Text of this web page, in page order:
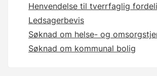
Henvendelse til tverrfaglig
Ledsagerbevis
Søknad om helse- og
Søknad om kommunal bolig